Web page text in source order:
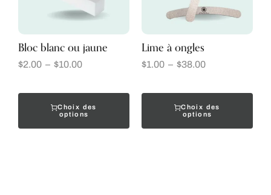
Bloc blanc ou jaune
$2.00 – $10.00
Choix des
options
Lime à ongles
$1.00 – $38.00
Choix des
options